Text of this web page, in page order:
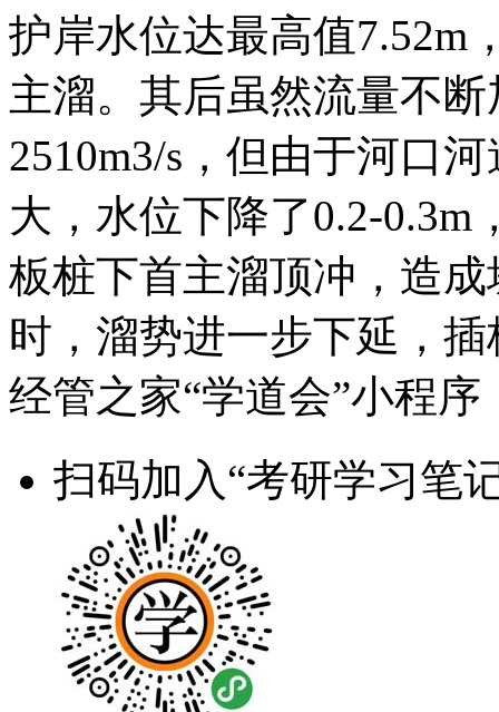
护岸水位达最高值7.52m
主溜。其后虽然流量不
2510m3/s，但由于河口
大，水位下降了0.2-
板桩下首主溜顶冲，造
时，溜势进一步下延，
经管之家“学道会”小程序
扫码加入“考研学习笔